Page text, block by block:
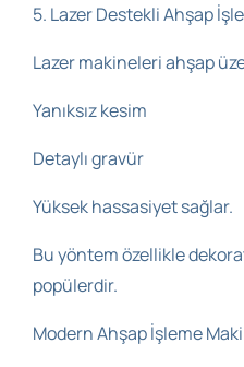
5. Lazer Destekli Ahşap
Lazer makineleri ahşap
Yanıksız kesim
Detaylı gravür
Yüksek hassasiyet sağlar.
Bu yöntem özellikle
popülerdir.
Modern Ahşap İşleme